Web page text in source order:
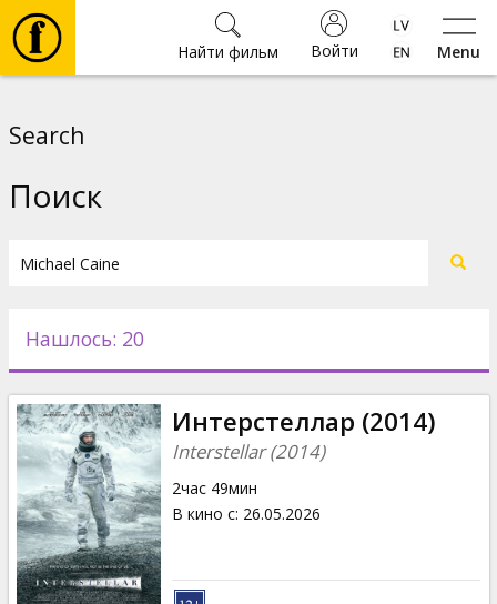
Menu
Войти
Найти фильм
Новости
Подарки
Кинозакуски
B2B
Search
Поиск
Нашлось: 20
Интерстеллар (2014)
Interstellar (2014)
2час 49мин
В кино с: 26.05.2026